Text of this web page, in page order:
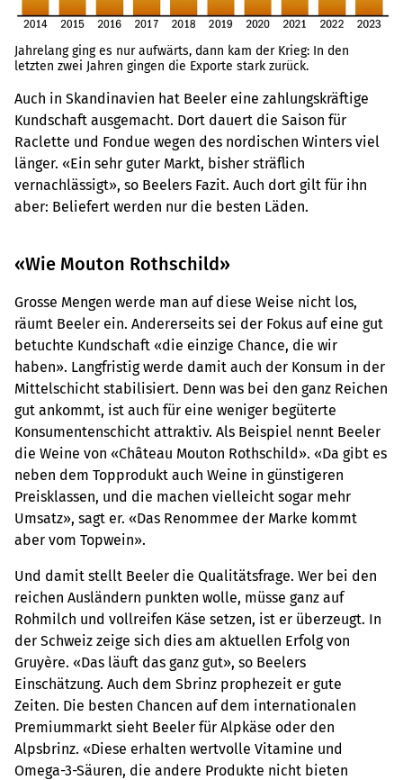
Jahrelang ging es nur aufwärts, dann kam der Krieg: In den
letzten zwei Jahren gingen die Exporte stark zurück.
Auch in Skandinavien hat Beeler eine zahlungskräftige
Kundschaft ausgemacht. Dort dauert die Saison für
Raclette und Fondue wegen des nordischen Winters viel
länger. «Ein sehr guter Markt, bisher sträflich
vernachlässigt», so Beelers Fazit. Auch dort gilt für ihn
aber: Beliefert werden nur die besten Läden.
«Wie Mouton Rothschild»
Grosse Mengen werde man auf diese Weise nicht los,
räumt Beeler ein. Andererseits sei der Fokus auf eine gut
betuchte Kundschaft «die einzige Chance, die wir
haben». Langfristig werde damit auch der Konsum in der
Mittelschicht stabilisiert. Denn was bei den ganz Reichen
gut ankommt, ist auch für eine weniger begüterte
Konsumentenschicht attraktiv. Als Beispiel nennt Beeler
die Weine von «Château Mouton Rothschild». «Da gibt es
neben dem Topprodukt auch Weine in günstigeren
Preisklassen, und die machen vielleicht sogar mehr
Umsatz», sagt er. «Das Renommee der Marke kommt
aber vom Topwein».
Und damit stellt Beeler die Qualitätsfrage. Wer bei den
reichen Ausländern punkten wolle, müsse ganz auf
Rohmilch und vollreifen Käse setzen, ist er überzeugt. In
der Schweiz zeige sich dies am aktuellen Erfolg von
Gruyère. «Das läuft das ganz gut», so Beelers
Einschätzung. Auch dem Sbrinz prophezeit er gute
Zeiten. Die besten Chancen auf dem internationalen
Premiummarkt sieht Beeler für Alpkäse oder den
Alpsbrinz. «Diese erhalten wertvolle Vitamine und
Omega-3-Säuren, die andere Produkte nicht bieten